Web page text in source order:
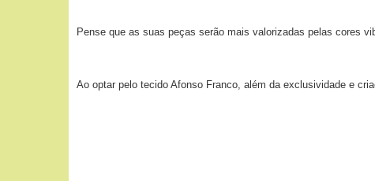
Pense que as suas peças serão mais valorizadas pelas cores
Ao optar pelo tecido Afonso Franco, além da exclusividade e